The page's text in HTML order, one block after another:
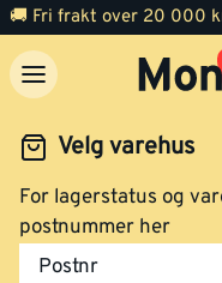
Velg varehus
For lagerstatus og
postnummer her
Postnr
Gulv Finert tregulv